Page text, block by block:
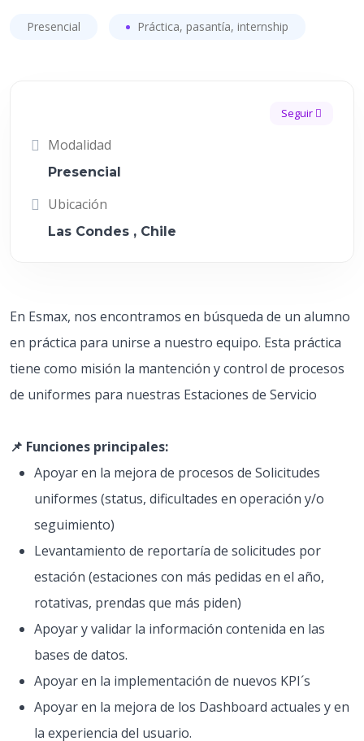
Presencial Práctica, pasantía, internship
Seguir
Modalidad
Presencial
Ubicación
Las Condes , Chile
En Esmax, nos encontramos en búsqueda de un alumno
en práctica para unirse a nuestro equipo. Esta práctica
tiene como misión la mantención y control de procesos
de uniformes para nuestras Estaciones de Servicio
📌 Funciones principales:
Apoyar en la mejora de procesos de Solicitudes
uniformes (status, dificultades en operación y/o
seguimiento)
Levantamiento de reportaría de solicitudes por
estación (estaciones con más pedidas en el año,
rotativas, prendas que más piden)
Apoyar y validar la información contenida en las
bases de datos.
Apoyar en la implementación de nuevos KPI´s
Apoyar en la mejora de los Dashboard actuales y en
la experiencia del usuario.